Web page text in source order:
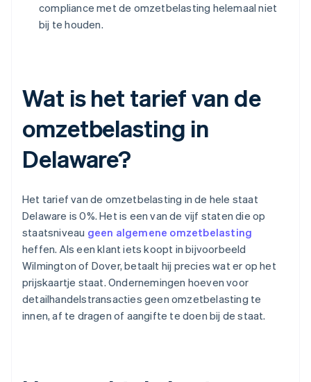
compliance met de omzetbelasting helemaal niet
bij te houden.
Wat is het tarief van de
omzetbelasting in
Delaware?
Het tarief van de omzetbelasting in de hele staat
Delaware is 0%. Het is een van de vijf staten die op
staatsniveau geen algemene omzetbelasting
heffen. Als een klant iets koopt in bijvoorbeeld
Wilmington of Dover, betaalt hij precies wat er op het
prijskaartje staat. Ondernemingen hoeven voor
detailhandelstransacties geen omzetbelasting te
innen, af te dragen of aangifte te doen bij de staat.